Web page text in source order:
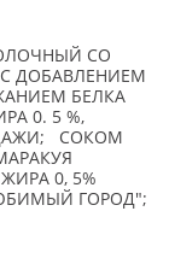
СО
ДОБАВЛЕНИЕМ
БЕЛКА
0. 5 %,
СОКОМ
0, 5%
ГОРОД";